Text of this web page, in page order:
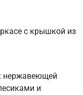
с крышкой из
нержавеющей
и